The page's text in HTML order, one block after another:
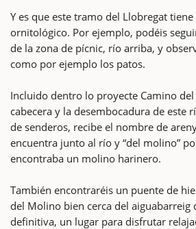
Y es que este tramo del Llobregat
ornitológico. Por ejemplo, podéis
de la zona de pícnic, río arriba, y
como por ejemplo los patos.
Incluido dentro lo proyecte Camino
cabecera y la desembocadura de este
de senderos, recibe el nombre de
encuentra junto al río y “del molino”
encontraba un molino harinero.
También encontraréis un puente de
del Molino bien cerca del aiguabarreig
definitiva, un lugar para disfrutar